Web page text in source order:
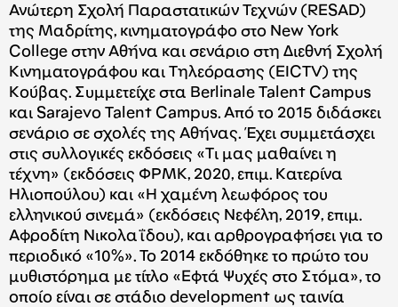
Ανώτερη Σχολή Παραστατικών Τεχνών (RESAD)
της Μαδρίτης, κινηματογράφο στο New York
College στην Αθήνα και σενάριο στη Διεθνή Σχολή
Κινηματογράφου και Τηλεόρασης (EICTV) της
Κούβας. Συμμετείχε στα Berlinale Talent Campus
και Sarajevo Talent Campus. Από το 2015 διδάσκει
σενάριο σε σχολές της Αθήνας. Έχει συμμετάσχει
στις συλλογικές εκδόσεις «Τι μας μαθαίνει η
τέχνη» (εκδόσεις ΦΡΜΚ, 2020, επιμ. Κατερίνα
Ηλιοπούλου) και «Η χαμένη λεωφόρος του
ελληνικού σινεμά» (εκδόσεις Νεφέλη, 2019, επιμ.
Αφροδίτη Νικολαΐδου), και αρθρογραφήσει για το
περιοδικό «10%». To 2014 εκδόθηκε το πρώτο του
μυθιστόρημα με τίτλο «Εφτά Ψυχές στο Στόμα», το
οποίο είναι σε στάδιο development ως ταινία